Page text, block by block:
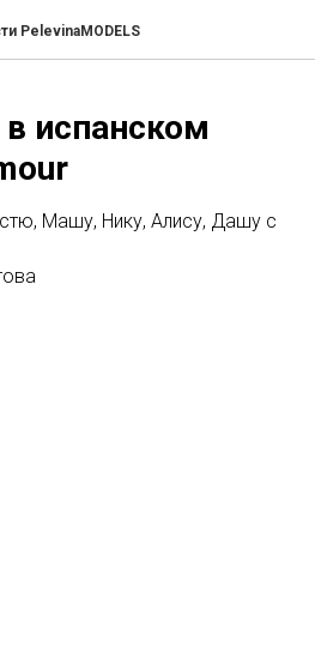
PelevinaMODELS
испанском
Машу, Нику, Алису, Дашу с